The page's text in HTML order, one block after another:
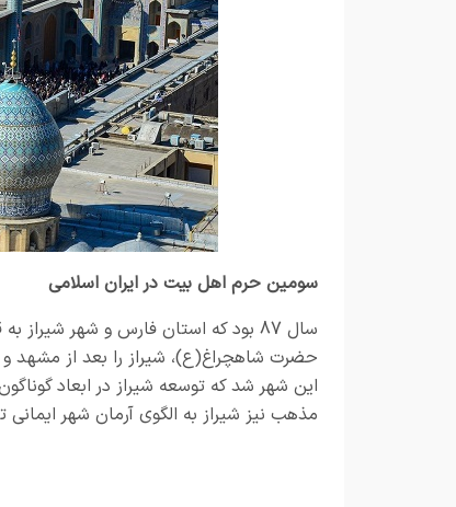
سومین حرم اهل بیت در ایران اسلامی
سال 87 بود که استان فارس و شهر
حضرت شاهچراغ(ع)، شیراز را بعد از مشهد
این شهر شد که توسعه شیراز در ابعاد
مذهب نیز شیراز به الگوی آرمان شهر